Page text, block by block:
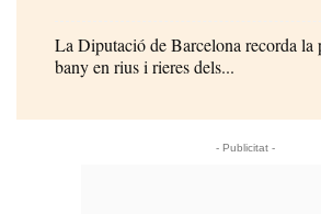
La Diputació de Barcelona recorda la
bany en rius i rieres dels...
- Publicitat -